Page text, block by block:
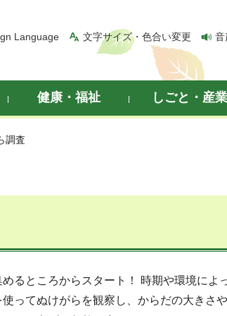
Language 文字サイズ・色合い変更 音
健康・福祉 しごと・産業
調査
るところからスタート！ 時期や環境に
ってぬけがらを観察し、からだの大きさ